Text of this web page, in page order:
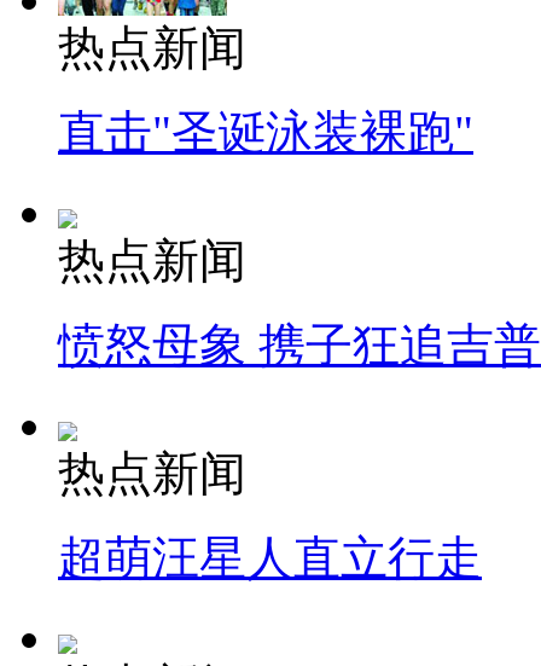
热点新闻
直击"圣诞泳装裸跑"
热点新闻
愤怒母象 携子狂追吉
热点新闻
超萌汪星人直立行走